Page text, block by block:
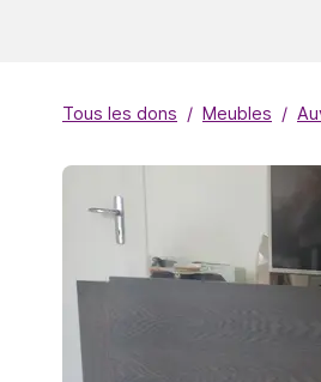
Tous les dons Meubles